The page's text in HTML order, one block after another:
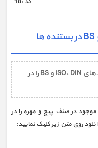
در این بخش میتوانید معادل استانداردهای ISO، DIN و BS را در
در صنف پیچ و مهره را در
روی متن زیر کلیک نمایید: